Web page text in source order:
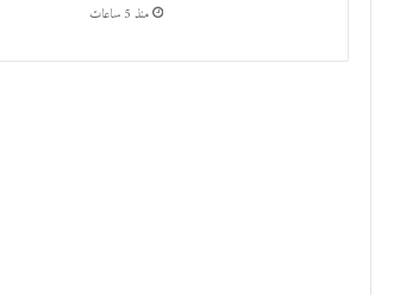
منذ 5 ساعات